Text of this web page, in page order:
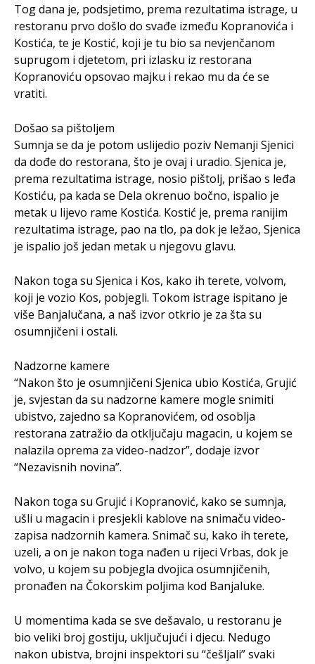
Tog dana je, podsjetimo, prema rezultatima istrage, u
restoranu prvo došlo do svađe između Kopranovića i
Kostića, te je Kostić, koji je tu bio sa nevjenčanom
suprugom i djetetom, pri izlasku iz restorana
Kopranoviću opsovao majku i rekao mu da će se
vratiti.
Došao sa pištoljem
Sumnja se da je potom uslijedio poziv Nemanji Sjenici
da dođe do restorana, što je ovaj i uradio. Sjenica je,
prema rezultatima istrage, nosio pištolj, prišao s leđa
Kostiću, pa kada se Dela okrenuo bočno, ispalio je
metak u lijevo rame Kostića. Kostić je, prema ranijim
rezultatima istrage, pao na tlo, pa dok je ležao, Sjenica
je ispalio još jedan metak u njegovu glavu.
Nakon toga su Sjenica i Kos, kako ih terete, volvom,
koji je vozio Kos, pobjegli. Tokom istrage ispitano je
više Banjalučana, a naš izvor otkrio je za šta su
osumnjičeni i ostali.
Nadzorne kamere
“Nakon što je osumnjičeni Sjenica ubio Kostića, Grujić
je, svjestan da su nadzorne kamere mogle snimiti
ubistvo, zajedno sa Kopranovićem, od osoblja
restorana zatražio da otključaju magacin, u kojem se
nalazila oprema za video-nadzor”, dodaje izvor
“Nezavisnih novina”.
Nakon toga su Grujić i Kopranović, kako se sumnja,
ušli u magacin i presjekli kablove na snimaču video-
zapisa nadzornih kamera. Snimač su, kako ih terete,
uzeli, a on je nakon toga nađen u rijeci Vrbas, dok je
volvo, u kojem su pobjegla dvojica osumnjičenih,
pronađen na Čokorskim poljima kod Banjaluke.
U momentima kada se sve dešavalo, u restoranu je
bio veliki broj gostiju, uključujući i djecu. Nedugo
nakon ubistva, brojni inspektori su “češljali” svaki